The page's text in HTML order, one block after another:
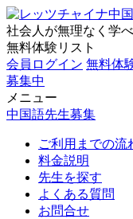
社会人が無理なく学
無料体験リスト
会員ログイン 無料体
募集中
メニュー
中国語先生募集
ご利用までの流
料金説明
先生を探す
よくある質問
お問合せ